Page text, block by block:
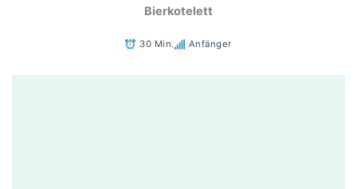
Bierkotelett
30 Min. Anfänger